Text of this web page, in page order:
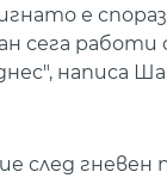
е
работи
написа
след